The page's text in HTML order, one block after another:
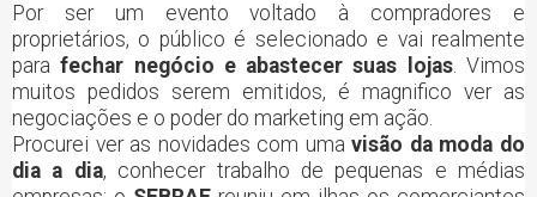
Por ser um evento voltado à compradores e
proprietários, o público é selecionado e vai realmente
parafechar negócio e abastecer suas lojas. Vimos
muitos pedidos serem emitidos, é magnifico ver as
negociações e o poder do marketing em ação.
Procurei ver as novidades com umavisão da moda do
dia a dia, conhecer trabalho de pequenas e médias